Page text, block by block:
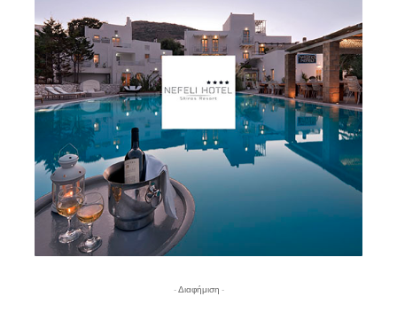
- Διαφήμιση -